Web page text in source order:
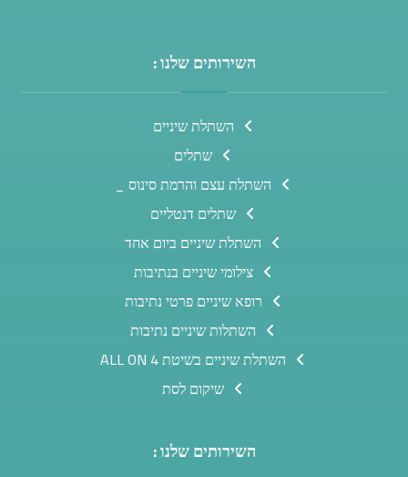
השירותים שלנו :
השתלת שיניים
שתלים
השתלת עצם והרמת סינוס _
שתלים דנטליים
השתלת שיניים ביום אחד
צילומי שיניים בנתיבות
רופא שיניים פרטי נתיבות
השתלות שיניים נתיבות
השתלת שיניים בשיטת ALL ON 4
שיקום לסת
השירותים שלנו :